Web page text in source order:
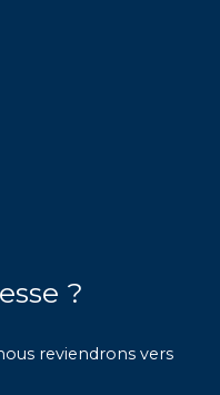
?
reviendrons vers